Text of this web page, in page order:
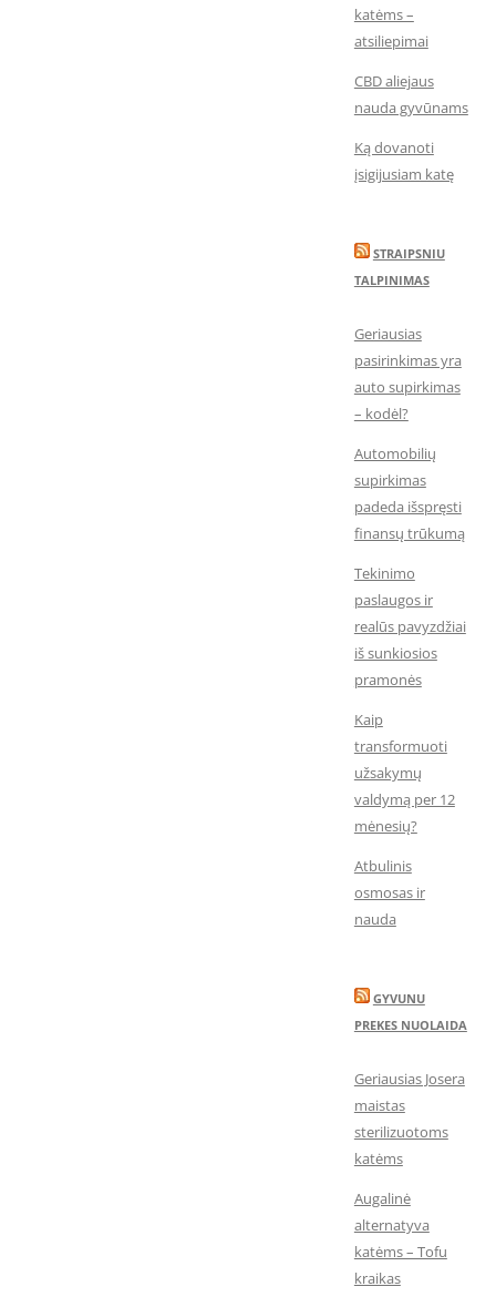
katėms –
atsiliepimai
CBD aliejaus
nauda gyvūnams
Ką dovanoti
įsigijusiam katę
STRAIPSNIU
TALPINIMAS
Geriausias
pasirinkimas yra
auto supirkimas
– kodėl?
Automobilių
supirkimas
padeda išspręsti
finansų trūkumą
Tekinimo
paslaugos ir
realūs pavyzdžiai
iš sunkiosios
pramonės
Kaip
transformuoti
užsakymų
valdymą per 12
mėnesių?
Atbulinis
osmosas ir
nauda
GYVUNU
PREKES NUOLAIDA
Geriausias Josera
maistas
sterilizuotoms
katėms
Augalinė
alternatyva
katėms – Tofu
kraikas